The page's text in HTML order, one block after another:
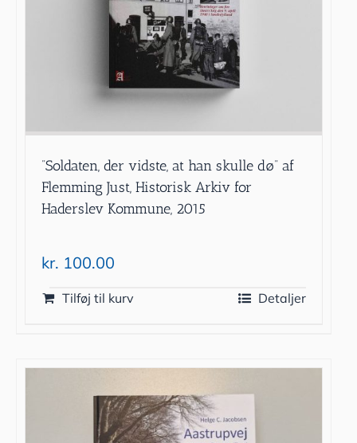
”Soldaten, der vidste, at han skulle dø” af
Flemming Just, Historisk Arkiv for
Haderslev Kommune, 2015
kr. 100.00
Tilføj til kurv Detaljer